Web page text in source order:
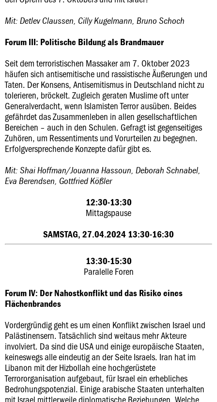
Mit: Detlev Claussen, Cilly Kugelmann, Bruno Schoch
Forum III: Politische Bildung als Brandmauer
Seit dem terroristischen Massaker am 7. Oktober 2023
häufen sich antisemitische und rassistische Äußerungen und
Taten. Der Konsens, Antisemitismus in Deutschland nicht zu
tolerieren, bröckelt. Zugleich geraten Muslime oft unter
Generalverdacht, wenn Islamisten Terror ausüben. Beides
gefährdet das Zusammenleben in allen gesellschaftlichen
Bereichen – auch in den Schulen. Gefragt ist gegenseitiges
Zuhören, um Ressentiments und Vorurteilen zu begegnen.
Erfolgversprechende Konzepte dafür gibt es.
Mit: Shai Hoffman/Jouanna Hassoun, Deborah Schnabel,
Eva Berendsen, Gottfried Kößler
12:30-13:30
Mittagspause
SAMSTAG, 27.04.2024 13:30-16:30
13:30-15:30
Paralelle Foren
Forum IV: Der Nahostkonflikt und das Risiko eines
Flächenbrandes
Vordergründig geht es um einen Konflikt zwischen Israel und
Palästinensern. Tatsächlich sind weitaus mehr Akteure
involviert. Da sind die USA und einige europäische Staaten,
keineswegs alle eindeutig an der Seite Israels. Iran hat im
Libanon mit der Hizbollah eine hochgerüstete
Terrororganisation aufgebaut, für Israel ein erhebliches
Bedrohungspotenzial. Einige arabische Staaten unterhalten
mit Israel mittlerweile diplomatische Beziehungen. Welche